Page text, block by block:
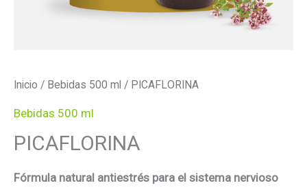
Inicio / Bebidas 500 ml / PICAFLORINA
Bebidas 500 ml
PICAFLORINA
Fórmula natural antiestrés para el sistema nervioso